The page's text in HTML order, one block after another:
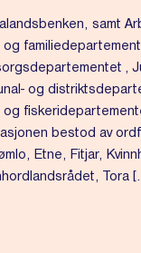
samt
,
og
bestod av
Etne, Fitjar,
Tora